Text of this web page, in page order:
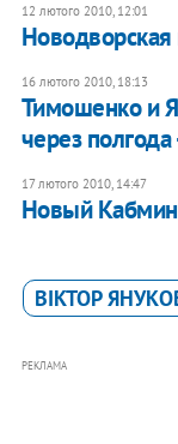
12 лютого 2010, 12:01
16 лютого 2010, 18:13
Тимошенко и
через полгода
17 лютого 2010, 14:47
Новый
ВІКТОР
РЕКЛАМА